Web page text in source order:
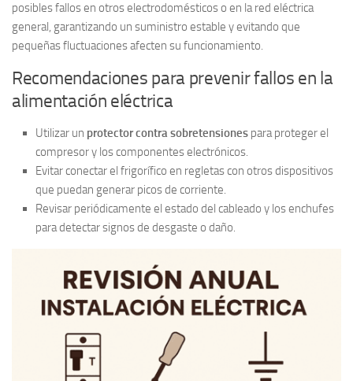
posibles fallos en otros electrodomésticos o en la red eléctrica
general, garantizando un suministro estable y evitando que
pequeñas fluctuaciones afecten su funcionamiento.
Recomendaciones para prevenir fallos en la
alimentación eléctrica
Utilizar un protector contra sobretensiones para proteger el
compresor y los componentes electrónicos.
Evitar conectar el frigorífico en regletas con otros dispositivos
que puedan generar picos de corriente.
Revisar periódicamente el estado del cableado y los enchufes
para detectar signos de desgaste o daño.